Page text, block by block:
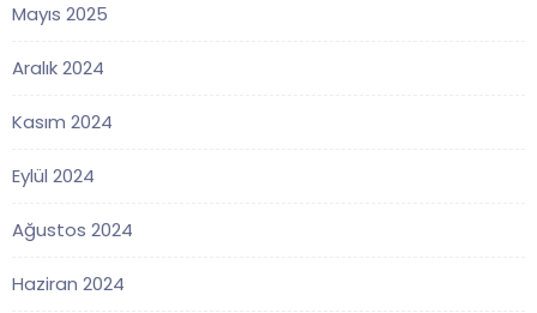
Mayıs 2025
Aralık 2024
Kasım 2024
Eylül 2024
Ağustos 2024
Haziran 2024